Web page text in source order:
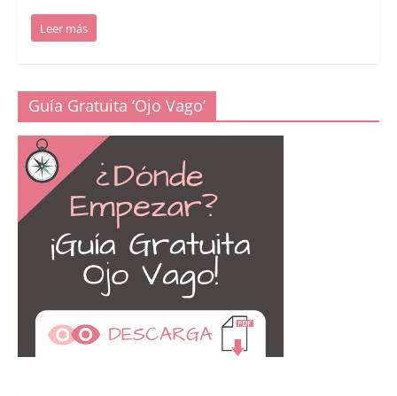
Leer más
Guía Gratuita ‘Ojo Vago’